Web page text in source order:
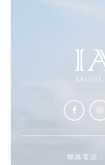
聯絡電話：